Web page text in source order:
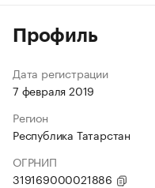
Профиль
Дата регистрации
7 февраля 2019
Регион
Республика Татарстан
ОГРНИП
319169000021886